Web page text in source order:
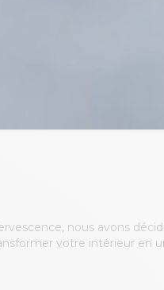
nous avons
votre intérieur en